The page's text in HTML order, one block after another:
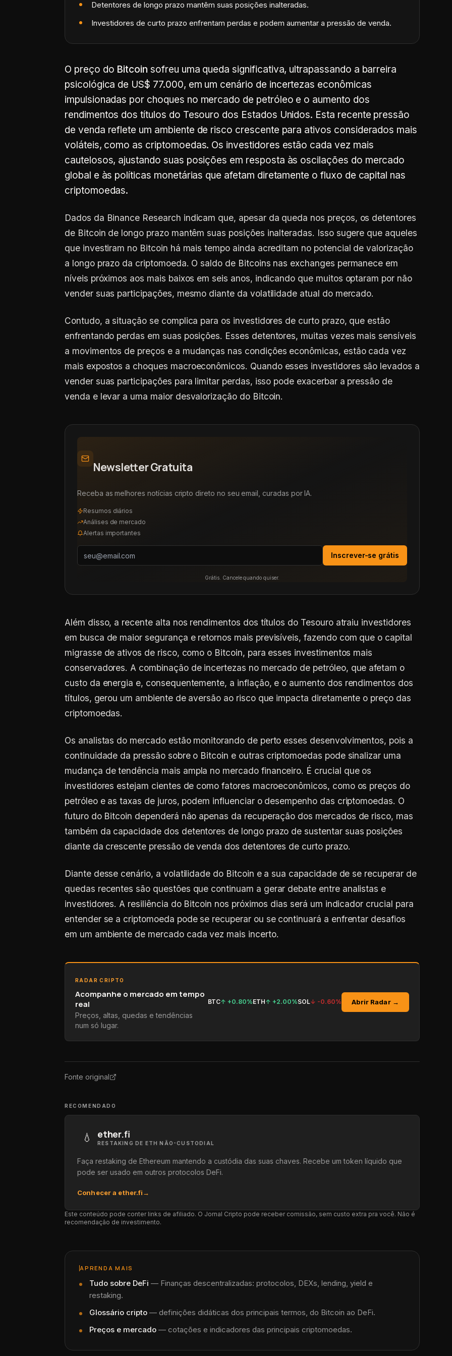
Detentores de longo prazo mantêm suas posições inalteradas.
Investidores de curto prazo enfrentam perdas e podem aumentar a pressão de venda.
O preço do Bitcoin sofreu uma queda significativa, ultrapassando a barreira
psicológica de US$ 77.000, em um cenário de incertezas econômicas
impulsionadas por choques no mercado de petróleo e o aumento dos
rendimentos dos títulos do Tesouro dos Estados Unidos. Esta recente pressão
de venda reflete um ambiente de risco crescente para ativos considerados mais
voláteis, como as criptomoedas. Os investidores estão cada vez mais
cautelosos, ajustando suas posições em resposta às oscilações do mercado
global e às políticas monetárias que afetam diretamente o fluxo de capital nas
criptomoedas.
Dados da Binance Research indicam que, apesar da queda nos preços, os detentores
de Bitcoin de longo prazo mantêm suas posições inalteradas. Isso sugere que aqueles
que investiram no Bitcoin há mais tempo ainda acreditam no potencial de valorização
a longo prazo da criptomoeda. O saldo de Bitcoins nas exchanges permanece em
níveis próximos aos mais baixos em seis anos, indicando que muitos optaram por não
vender suas participações, mesmo diante da volatilidade atual do mercado.
Contudo, a situação se complica para os investidores de curto prazo, que estão
enfrentando perdas em suas posições. Esses detentores, muitas vezes mais sensíveis
a movimentos de preços e a mudanças nas condições econômicas, estão cada vez
mais expostos a choques macroeconômicos. Quando esses investidores são levados a
vender suas participações para limitar perdas, isso pode exacerbar a pressão de
venda e levar a uma maior desvalorização do Bitcoin.
Newsletter Gratuita
Receba as melhores notícias cripto direto no seu email, curadas por IA.
Resumos diários
Análises de mercado
Alertas importantes
Inscrever-se grátis
Grátis. Cancele quando quiser.
Além disso, a recente alta nos rendimentos dos títulos do Tesouro atraiu investidores
em busca de maior segurança e retornos mais previsíveis, fazendo com que o capital
migrasse de ativos de risco, como o Bitcoin, para esses investimentos mais
conservadores. A combinação de incertezas no mercado de petróleo, que afetam o
custo da energia e, consequentemente, a inflação, e o aumento dos rendimentos dos
títulos, gerou um ambiente de aversão ao risco que impacta diretamente o preço das
criptomoedas.
Os analistas do mercado estão monitorando de perto esses desenvolvimentos, pois a
continuidade da pressão sobre o Bitcoin e outras criptomoedas pode sinalizar uma
mudança de tendência mais ampla no mercado financeiro. É crucial que os
investidores estejam cientes de como fatores macroeconômicos, como os preços do
petróleo e as taxas de juros, podem influenciar o desempenho das criptomoedas. O
futuro do Bitcoin dependerá não apenas da recuperação dos mercados de risco, mas
também da capacidade dos detentores de longo prazo de sustentar suas posições
diante da crescente pressão de venda dos detentores de curto prazo.
Diante desse cenário, a volatilidade do Bitcoin e a sua capacidade de se recuperar de
quedas recentes são questões que continuam a gerar debate entre analistas e
investidores. A resiliência do Bitcoin nos próximos dias será um indicador crucial para
entender se a criptomoeda pode se recuperar ou se continuará a enfrentar desafios
em um ambiente de mercado cada vez mais incerto.
RADAR CRIPTO
Acompanhe o mercado em tempo
real
Preços, altas, quedas e tendências
num só lugar.
BTC↑ +0.80%ETH↑ +2.00%SOL↓ -0.60% Abrir Radar →
Fonte original
RECOMENDADO
💧 ether.fi
RESTAKING DE ETH NÃO-CUSTODIAL
Faça restaking de Ethereum mantendo a custódia das suas chaves. Recebe um token líquido que
pode ser usado em outros protocolos DeFi.
Conhecer a ether.fi→
Este conteúdo pode conter links de afiliado. O Jornal Cripto pode receber comissão, sem custo extra pra você. Não é
recomendação de investimento.
APRENDA MAIS
Tudo sobre DeFi — Finanças descentralizadas: protocolos, DEXs, lending, yield e
restaking.
Glossário cripto — definições didáticas dos principais termos, do Bitcoin ao DeFi.
Preços e mercado — cotações e indicadores das principais criptomoedas.